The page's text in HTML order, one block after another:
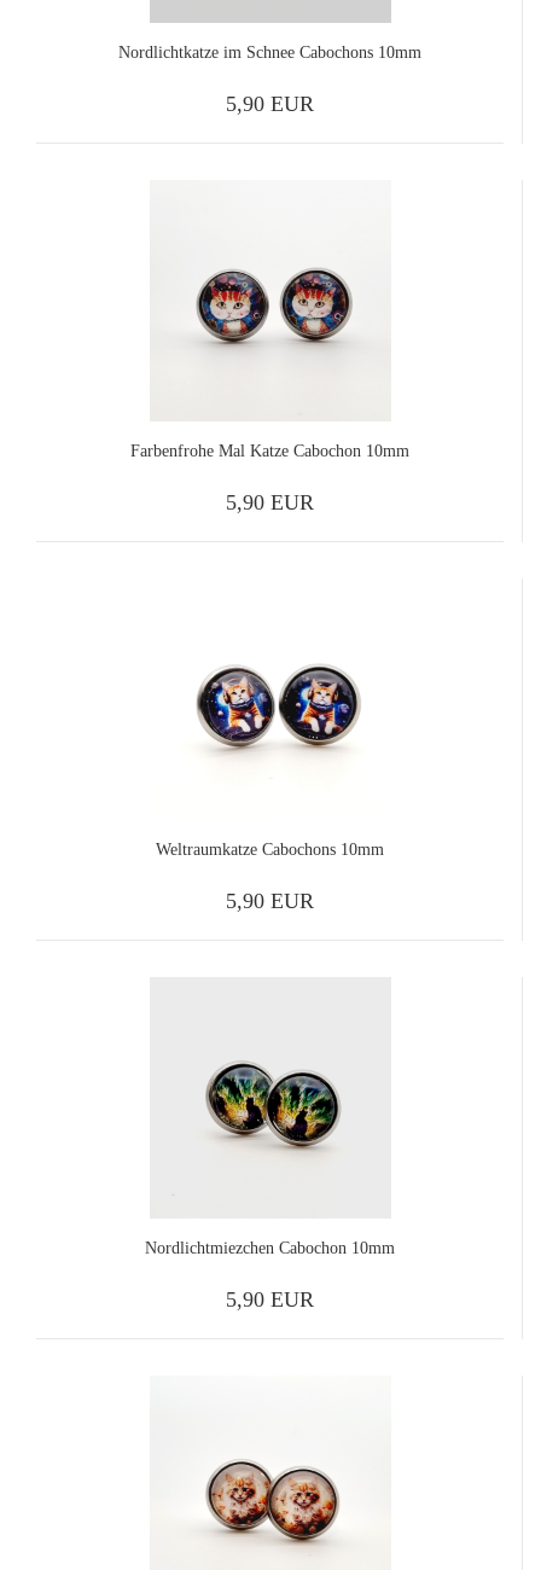
Nordlichtkatze im Schnee Cabochons 10mm
5,90 EUR
Farbenfrohe Mal Katze Cabochon 10mm
5,90 EUR
Weltraumkatze Cabochons 10mm
5,90 EUR
Nordlichtmiezchen Cabochon 10mm
5,90 EUR